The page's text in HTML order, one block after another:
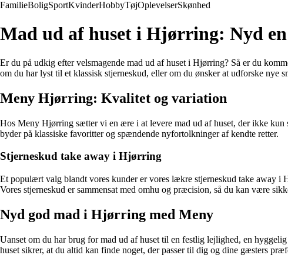
FamilieBoligSportKvinderHobbyTøjOplevelserSkønhed
Mad ud af huset i Hjørring: Nyd
Er du på udkig efter velsmagende mad ud af huset i Hjørring? Så er du
om du har lyst til et klassisk stjerneskud, eller om du ønsker at udforske nye
Meny Hjørring: Kvalitet og variation
Hos Meny Hjørring sætter vi en ære i at levere mad ud af huset, der ikke kun
byder på klassiske favoritter og spændende nyfortolkninger af kendte retter.
Stjerneskud take away i Hjørring
Et populært valg blandt vores kunder er vores lækre stjerneskud take away
Vores stjerneskud er sammensat med omhu og præcision, så du kan være
Nyd god mad i Hjørring med Meny
Uanset om du har brug for mad ud af huset til en festlig lejlighed, en
huset sikrer, at du altid kan finde noget, der passer til dig og dine gæsters